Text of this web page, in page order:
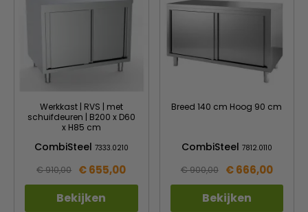
Werkkast | RVS | met
schuifdeuren | B200 x D60
x H85 cm
CombiSteel 7333.0210
€ 910,00 € 655,00
Bekijken
Breed 140 cm Hoog 90 cm
CombiSteel 7812.0110
€ 900,00 € 666,00
Bekijken